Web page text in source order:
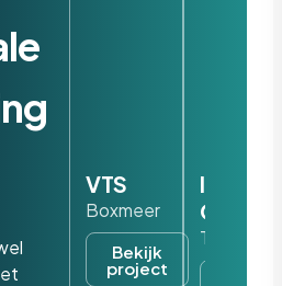
VTS
Boxmeer
Bekijk
project
Iris
Tilburg